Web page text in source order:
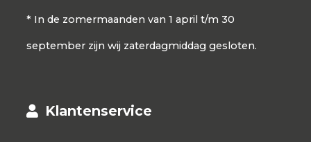
* In de zomermaanden van 1 april t/m 30
september zijn wij zaterdagmiddag gesloten.
Klantenservice